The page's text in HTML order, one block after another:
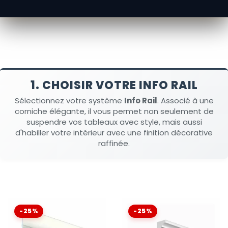
directamente.
1. CHOISIR VOTRE INFO RAIL
Sélectionnez votre système Info Rail. Associé à une
corniche élégante, il vous permet non seulement de
suspendre vos tableaux avec style, mais aussi
d'habiller votre intérieur avec une finition décorative
raffinée.
-25% -25%